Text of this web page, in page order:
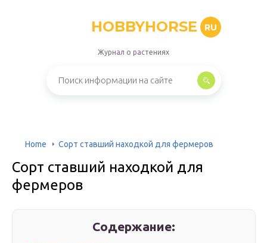
HOBBYHORSE RU
Журнал о растениях
Home Сорт ставший находкой для фермеров
Сорт ставший находкой для
фермеров
Содержание: